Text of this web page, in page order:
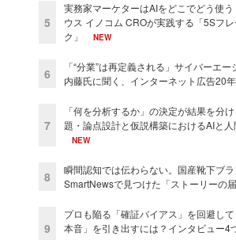
5
実務家マーケターはAIをどこでどう使う
ウス イノコム CROが実践する「5Sフ
ク」
NEW
6
「“分業”は再定義される」サイバーエー
内藤氏に聞く、インターネット広告20
7
「何を分析するか」の決定が結果を分
題・論点設計と仮説構築におけるAIと
NEW
8
瞬間認知では伝わらない。国産靴下ブ
SmartNewsで見つけた「ストーリーの届
9
プロも陥る「確証バイアス」を回避し
本音」を引き出すには？インタビュー4